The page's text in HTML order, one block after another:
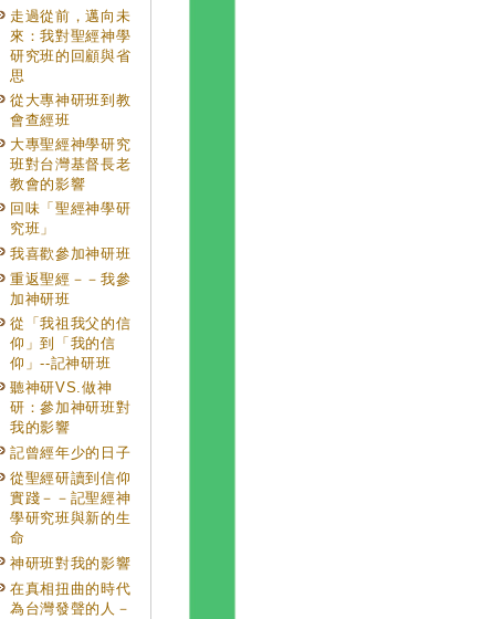
走過從前，邁向未
來：我對聖經神學
研究班的回顧與省
思
從大專神研班到教
會查經班
大專聖經神學研究
班對台灣基督長老
教會的影響
回味「聖經神學研
究班」
我喜歡參加神研班
重返聖經－－我參
加神研班
從「我祖我父的信
仰」到「我的信
仰」--記神研班
聽神研VS.做神
研：參加神研班對
我的影響
記曾經年少的日子
從聖經研讀到信仰
實踐－－記聖經神
學研究班與新的生
命
神研班對我的影響
在真相扭曲的時代
為台灣發聲的人－